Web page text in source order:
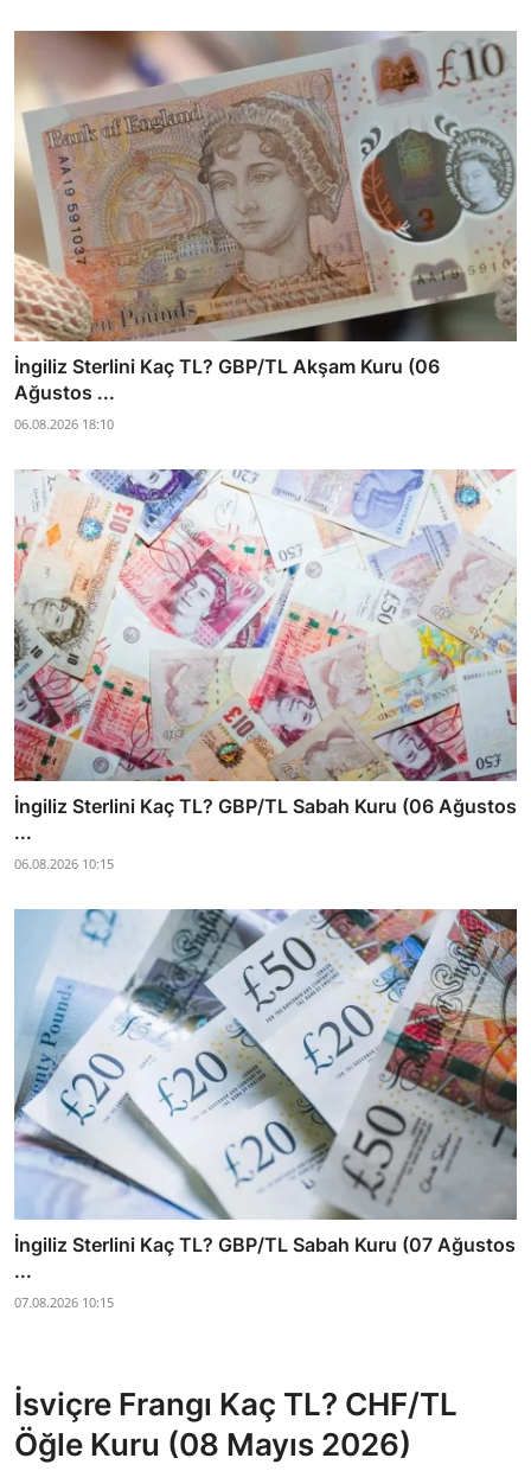
İngiliz Sterlini Kaç TL? GBP/TL Akşam Kuru (06
Ağustos ...
06.08.2026 18:10
İngiliz Sterlini Kaç TL? GBP/TL Sabah Kuru (06 Ağustos
...
06.08.2026 10:15
İngiliz Sterlini Kaç TL? GBP/TL Sabah Kuru (07 Ağustos
...
07.08.2026 10:15
İsviçre Frangı Kaç TL? CHF/TL
Öğle Kuru (08 Mayıs 2026)